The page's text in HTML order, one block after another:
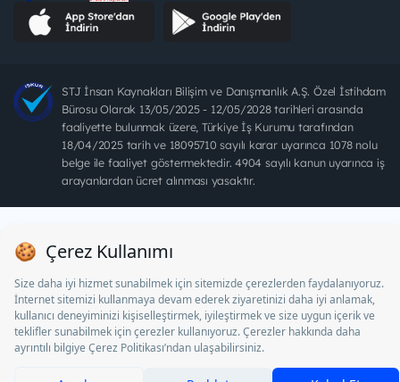
STJ İnsan Kaynakları Bilişim ve Danışmanlık A.Ş. Özel İstihdam
Bürosu Olarak 13/05/2025 - 12/05/2028 tarihleri arasında
faaliyette bulunmak üzere, Türkiye İş Kurumu tarafından
18/04/2025 tarih ve 18095710 sayılı karar uyarınca 1078 nolu
belge ile faaliyet göstermektedir. 4904 sayılı kanun uyarınca iş
arayanlardan ücret alınması yasaktır.